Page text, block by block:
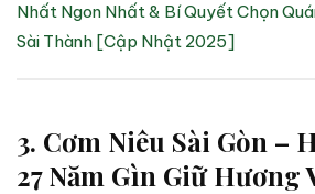
Nhất Ngon Nhất & Bí Quyết Chọn
Sài Thành [Cập Nhật 2025]
3. Cơm Niêu Sài Gòn –
27 Năm Gìn Giữ Hương